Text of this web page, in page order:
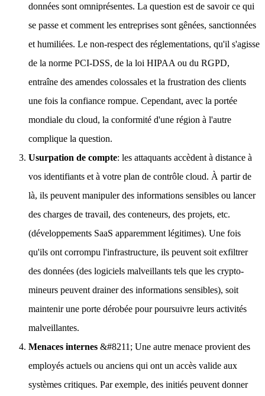
données sont omniprésentes. La question est de savoir ce qui
se passe et comment les entreprises sont gênées, sanctionnées
et humiliées. Le non-respect des réglementations, qu'il s'agisse
de la norme PCI-DSS, de la loi HIPAA ou du RGPD,
entraîne des amendes colossales et la frustration des clients
une fois la confiance rompue. Cependant, avec la portée
mondiale du cloud, la conformité d'une région à l'autre
complique la question.
Usurpation de compte: les attaquants accèdent à distance à
vos identifiants et à votre plan de contrôle cloud. À partir de
là, ils peuvent manipuler des informations sensibles ou lancer
des charges de travail, des conteneurs, des projets, etc.
(développements SaaS apparemment légitimes). Une fois
qu'ils ont corrompu l'infrastructure, ils peuvent soit exfiltrer
des données (des logiciels malveillants tels que les crypto-
mineurs peuvent drainer des informations sensibles), soit
maintenir une porte dérobée pour poursuivre leurs activités
malveillantes.
Menaces internes &#8211; Une autre menace provient des
employés actuels ou anciens qui ont un accès valide aux
systèmes critiques. Par exemple, des initiés peuvent donner